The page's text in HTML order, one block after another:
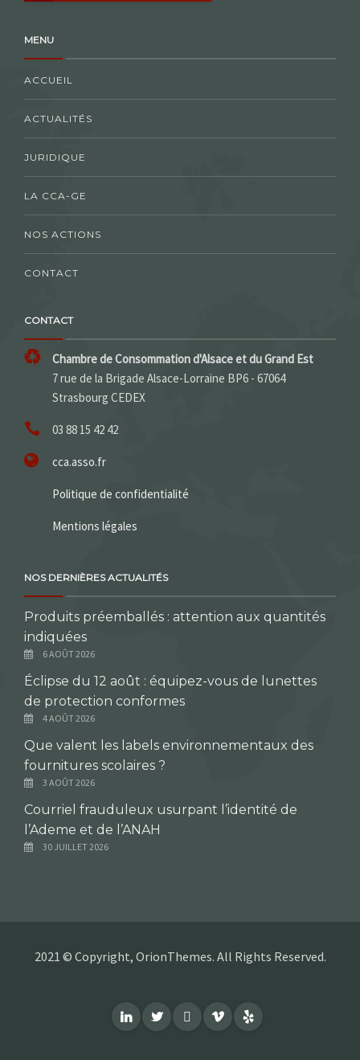
MENU
ACCUEIL
ACTUALITÉS
JURIDIQUE
LA CCA-GE
NOS ACTIONS
CONTACT
CONTACT
Chambre de Consommation d'Alsace et du Grand Est
7 rue de la Brigade Alsace-Lorraine BP6 - 67064
Strasbourg CEDEX
03 88 15 42 42
cca.asso.fr
Politique de confidentialité
Mentions légales
NOS DERNIÈRES ACTUALITÉS
Produits préemballés : attention aux quantités
indiquées
6 AOÛT 2026
Éclipse du 12 août : équipez-vous de lunettes
de protection conformes
4 AOÛT 2026
Que valent les labels environnementaux des
fournitures scolaires ?
3 AOÛT 2026
Courriel frauduleux usurpant l’identité de
l’Ademe et de l’ANAH
30 JUILLET 2026
2021 © Copyright, OrionThemes. All Rights Reserved.